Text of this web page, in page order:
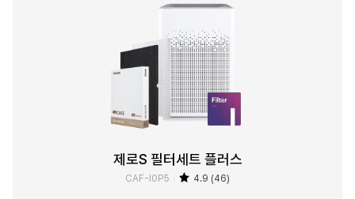
제로S 필터세트 플러스
CAF-I0P5 4.9 (46)